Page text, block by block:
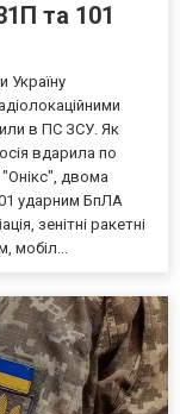
та 101
Україну
в ПС ЗСУ. Як
вдарила по
двома
ударним БпЛА
зенітні ракетні
мобіл...